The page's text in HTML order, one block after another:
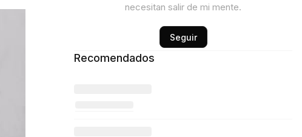
necesitan salir de mi mente.
Seguir
Recomendados